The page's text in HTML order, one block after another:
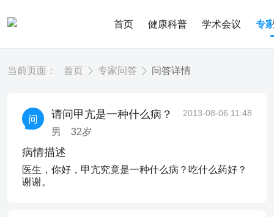
首页 健康科普 学术会议 专
当前页面： 首页 专家问答 问答详情
请问甲亢是一种什么病？
男 32岁
2013-08-06 11:48
病情描述
医生，你好，甲亢究竟是一种什么病？吃什么药好？
谢谢。